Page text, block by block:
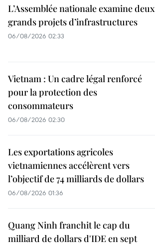
L’Assemblée nationale examine deux
grands projets d’infrastructures
06/08/2026 02:33
Vietnam : Un cadre légal renforcé
pour la protection des
consommateurs
06/08/2026 02:30
Les exportations agricoles
vietnamiennes accélèrent vers
l’objectif de 74 milliards de dollars
06/08/2026 01:36
Quang Ninh franchit le cap du
milliard de dollars d'IDE en sept